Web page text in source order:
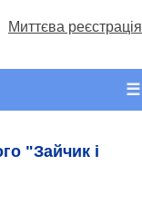
Миттєва реєстрація
☰
"Зайчик і